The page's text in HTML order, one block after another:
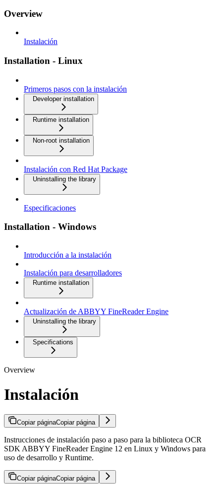
Overview
Instalación
Installation - Linux
Primeros pasos con la instalación
Developer installation
Runtime installation
Non-root installation
Instalación con Red Hat Package
Uninstalling the library
Especificaciones
Installation - Windows
Introducción a la instalación
Instalación para desarrolladores
Runtime installation
Actualización de ABBYY FineReader Engine
Uninstalling the library
Specifications
Overview
Instalación
Copiar páginaCopiar página
Instrucciones de instalación paso a paso para la biblioteca OCR
SDK ABBYY FineReader Engine 12 en Linux y Windows para
uso de desarrollo y Runtime.
Copiar páginaCopiar página